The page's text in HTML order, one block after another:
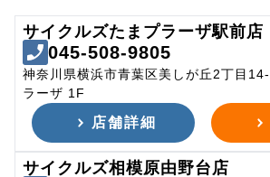
サイクルズたまプラーザ駅前店
045-508-9805
神奈川県横浜市青葉区美しが丘2丁目
ラーザ 1F
店舗詳細
サイクルズ相模原由野台店